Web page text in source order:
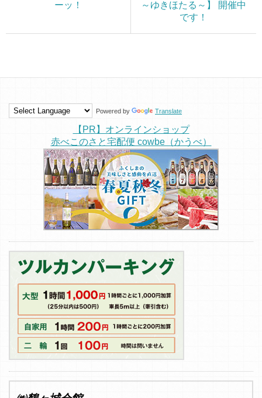
ーッ！
～ゆきほたる～】 開催中
です！
Powered by Translate
【PR】オンラインショップ
赤べこのさと宅配便 cowbe（かうべ）